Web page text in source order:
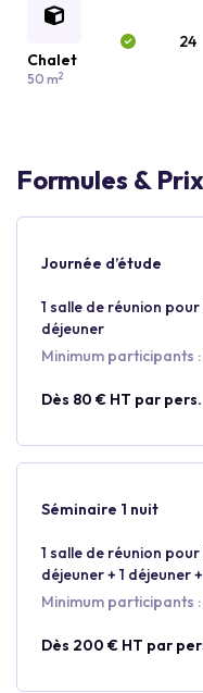
Chalet
50 m2
24
Formules &
Journée d’étude
1 salle de réunion
déjeuner
Minimum participants :
Dès 80 € HT par pers.
Séminaire 1 nuit
1 salle de réunion
déjeuner + 1 déjeuner
Minimum participants :
Dès 200 € HT par